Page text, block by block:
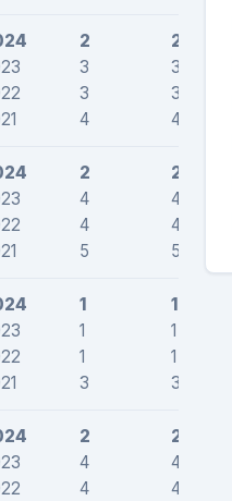
2
3
3
4
2
3
3
4
2
4
4
5
2
4
4
5
1
1
1
3
1
1
1
3
2
4
4
2
4
4